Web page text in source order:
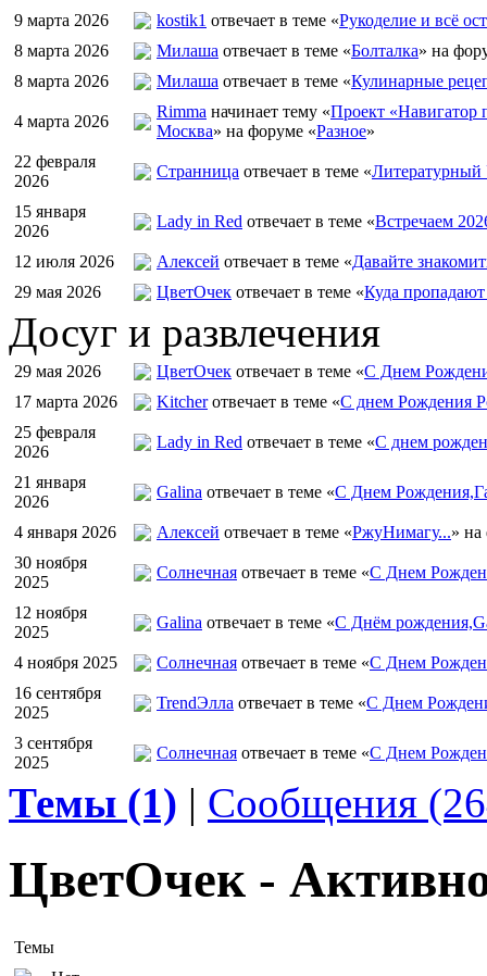
9 марта 2026 kostik1 отвечает в теме «Рукоделие и всё
8 марта 2026
Милаша отвечает в теме «Болталка» на
8 марта 2026
Милаша отвечает в теме «Кулинарные
4 марта 2026
Rimma начинает тему «Проект «Навигатор
Москва» на форуме «Разное»
22 февраля
2026
Странница отвечает в теме «Литературный
15 января
2026
Lady in Red отвечает в теме «Встречаем
12 июля 2026 Алексей отвечает в теме «Давайте
29 мая 2026
ЦветOчек отвечает в теме «Куда
Досуг и развлечения
29 мая 2026 ЦветOчек отвечает в теме «С Днем
17 марта 2026
Kitcherотвечает в теме «С днем Рождения
25 февраля
2026
Lady in Red отвечает в теме «С днем
21 января
2026
Galina отвечает в теме «С Днем
4 января 2026 Алексей отвечает в теме «РжуНимагу...» на
30 ноября
2025
Солнечная отвечает в теме «С Днем
12 ноября
2025
Galina отвечает в теме «С Днём
4 ноября 2025 Солнечная отвечает в теме «С Днем
16 сентября
2025
TrendЭлла отвечает в теме «С Днем
3 сентября
2025
Солнечная отвечает в теме «С Днем
Темы (1) | Сообщения
ЦветOчек -
Темы